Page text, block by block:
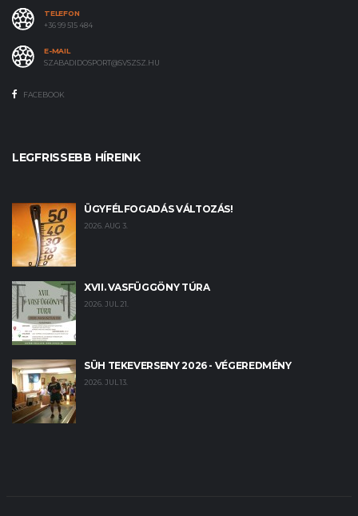
TELEFON
+36 99 515 484
E-MAIL
SZABADIDOSPORT@SVSZSZ.HU
FACEBOOK
LEGFRISSEBB HÍREINK
ÜGYFÉLFOGADÁS VÁLTOZÁS!
2026. AUG 3.
XVII. VASFÜGGÖNY TÚRA
2026. JUL 21.
SÜH TEKEVERSENY 2026 - VÉGEREDMÉNY
2026. JUL 13.